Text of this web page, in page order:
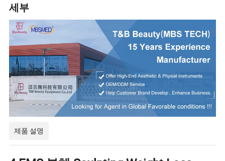
세부
제품 설명